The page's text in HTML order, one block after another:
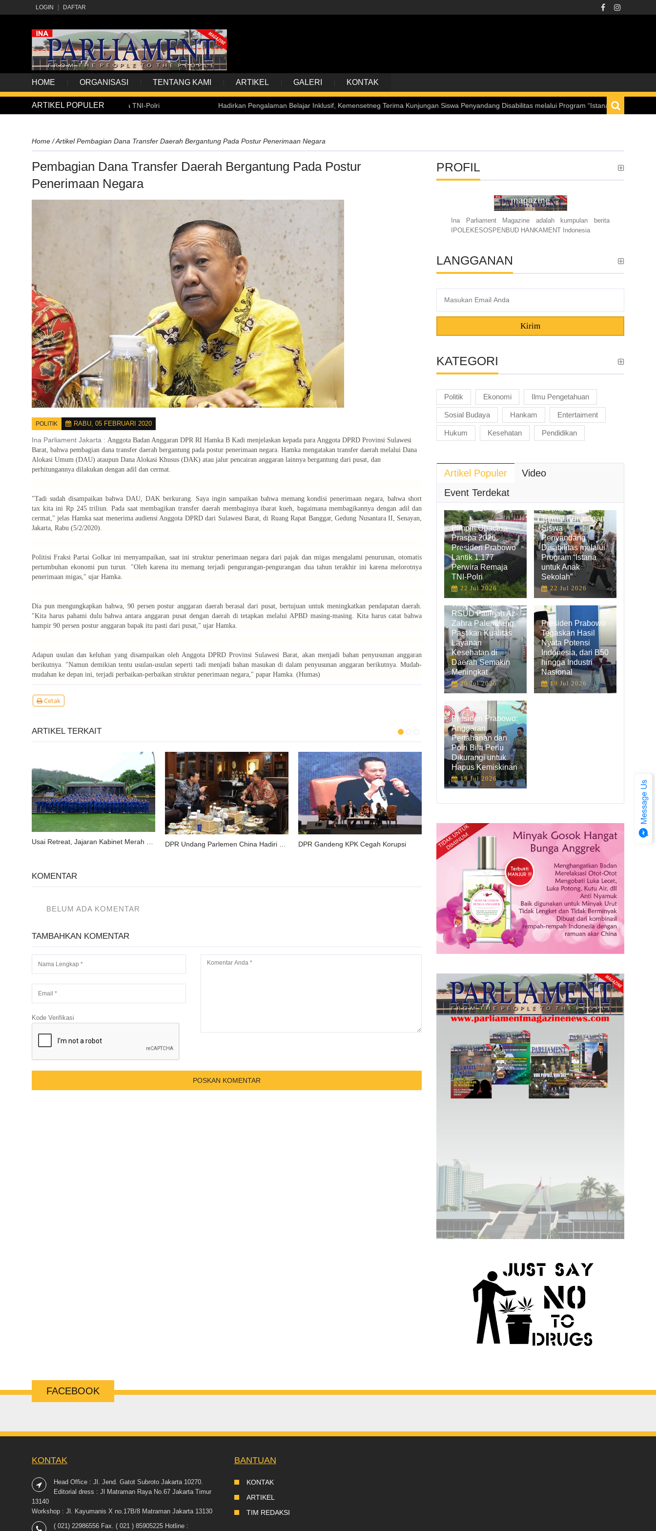
LOGIN DAFTAR
HOME ORGANISASI TENTANG KAMI ARTIKEL GALERI KONTAK
ARTIKEL POPULER
Lantik 1.177 Perwira Remaja TNI-Polri Hadirkan Pengalaman Belajar Inklusif, Kemensetneg Terima Kunjungan Siswa Penyandang Disabilitas melalui Program “Istana untuk Anak Sekolah”
Home /Artikel Pembagian Dana Transfer Daerah Bergantung Pada Postur Penerimaan Negara
Pembagian Dana Transfer Daerah Bergantung Pada Postur
Penerimaan Negara
POLITIK RABU, 05 FEBRUARI 2020
Ina Parliament Jakarta : Anggota Badan Anggaran DPR RI Hamka B Kadi menjelaskan kepada para Anggota DPRD Provinsi Sulawesi
Barat, bahwa pembagian dana transfer daerah bergantung pada postur penerimaan negara. Hamka mengatakan transfer daerah melalui Dana
Alokasi Umum (DAU) ataupun Dana Alokasi Khusus (DAK) atau jalur pencairan anggaran lainnya bergantung dari pusat, dan
perhitungannya dilakukan dengan adil dan cermat.
"Tadi sudah disampaikan bahwa DAU, DAK berkurang. Saya ingin sampaikan bahwa memang kondisi penerimaan negara, bahwashort
tax kita ini Rp 245 triliun. Pada saat membagikan transfer daerah membaginya ibarat kueh, bagaimana membagikannya dengan adil dan
cermat," jelas Hamka saat menerima audiensi Anggota DPRD dari Sulawesi Barat, di Ruang Rapat Banggar, Gedung Nusantara II, Senayan,
Jakarta, Rabu (5/2/2020).
Politisi Fraksi Partai Golkar ini menyampaikan, saat ini struktur penerimaan negara dari pajak dan migas mengalami penurunan, otomatis
pertumbuhan ekonomi pun turun. "Oleh karena itu memang terjadi pengurangan-pengurangan dua tahun terakhir ini karena melorotnya
penerimaan migas," ujar Hamka.
Dia pun mengungkapkan bahwa, 90 persen postur anggaran daerah berasal dari pusat, bertujuan untuk meningkatkan pendapatan daerah.
"Kita harus pahami dulu bahwa antara anggaran pusat dengan daerah di tetapkan melalui APBD masing-masing. Kita harus catat bahwa
hampir 90 persen postur anggaran bapak itu pasti dari pusat," ujar Hamka.
Adapun usulan dan keluhan yang disampaikan oleh Anggota DPRD Provinsi Sulawesi Barat, akan menjadi bahan penyusunan anggaran
berikutnya. "Namun demikian tentu usulan-usulan seperti tadi menjadi bahan masukan di dalam penyusunan anggaran berikutnya. Mudah-
mudahan ke depan ini, terjadi perbaikan-perbaikan struktur penerimaan negara," papar Hamka. (Humas)
Cetak
ARTIKEL TERKAIT
DPR Gandeng KPK Cegah Korupsi
KOMENTAR
BELUM ADA KOMENTAR
TAMBAHKAN KOMENTAR
Kode Verifikasi
PROFIL
magazine
Ina Parliament Magazine adalah kumpulan berita
IPOLEKESOSPENBUD HANKAMENT Indonesia
LANGGANAN
Kirim
KATEGORI
Politik Ekonomi Ilmu Pengetahuan
Sosial Budaya Hankam Entertaiment
Hukum Kesehatan Pendidikan
Artikel Populer
Video
Event Terdekat
Pimpin Upacara
Praspa 2026,
Presiden Prabowo
Lantik 1.177
Perwira Remaja
TNI-Polri
22 Jul 2026
Hadirkan
Kemensetneg
Terima Kunjungan
Siswa
Penyandang
Disabilitas melalui
Program “Istana
untuk Anak
Sekolah”
22 Jul 2026
Wapres Tinjau
RSUD Fatimah Az-
Zahra Palembang,
Pastikan Kualitas
Layanan
Kesehatan di
Daerah Semakin
Meningkat
20 Jul 2026
Presiden Prabowo
Tegaskan Hasil
Nyata Potensi
Indonesia, dari B50
hingga Industri
Nasional
19 Jul 2026
Presiden Prabowo:
Anggaran
Pertahanan dan
Polri Bila Perlu
Dikurangi untuk
Hapus Kemiskinan
19 Jul 2026
FACEBOOK
KONTAK
Head Office : Jl. Jend. Gatot Subroto Jakarta 10270.
Editorial dress : Jl Matraman Raya No.67 Jakarta Timur
13140
Workshop : Jl. Kayumanis X no.17B/8 Matraman Jakarta 13130
( 021) 22986556 Fax. ( 021 ) 85905225 Hotline :
BANTUAN
KONTAK
ARTIKEL
TIM REDAKSI